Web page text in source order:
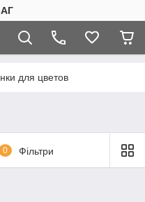
для цветов
0 Фільтри